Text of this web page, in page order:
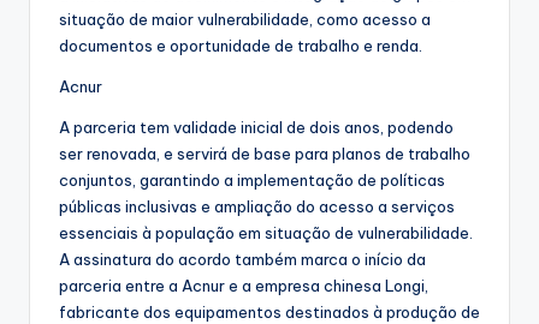
situação de maior vulnerabilidade, como acesso a
documentos e oportunidade de trabalho e renda.
Acnur
A parceria tem validade inicial de dois anos, podendo
ser renovada, e servirá de base para planos de trabalho
conjuntos, garantindo a implementação de políticas
públicas inclusivas e ampliação do acesso a serviços
essenciais à população em situação de vulnerabilidade.
A assinatura do acordo também marca o início da
parceria entre a Acnur e a empresa chinesa Longi,
fabricante dos equipamentos destinados à produção de